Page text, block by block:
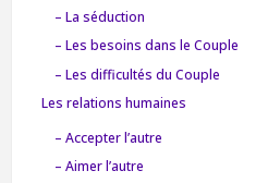
– La séduction
– Les besoins dans le Couple
– Les difficultés du Couple
Les relations humaines
– Accepter l’autre
– Aimer l’autre